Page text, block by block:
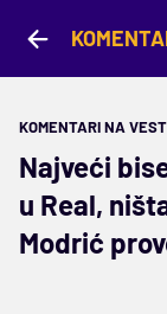
KOMENTARI NA VEST
Najveći
u Real,
Modrić